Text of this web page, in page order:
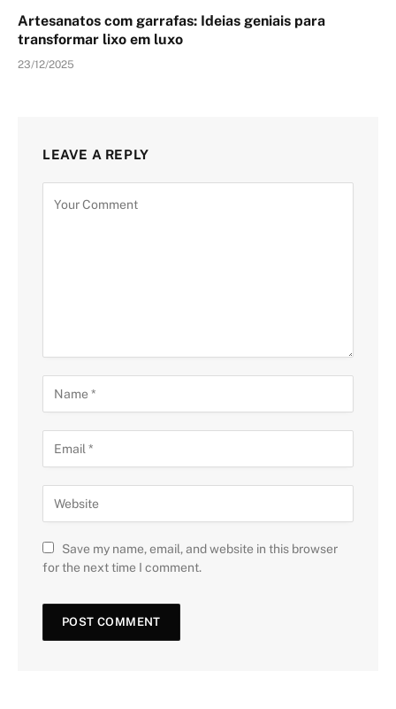
Artesanatos com garrafas: Ideias geniais para
transformar lixo em luxo
23/12/2025
LEAVE A REPLY
Save my name, email, and website in this browser
for the next time I comment.